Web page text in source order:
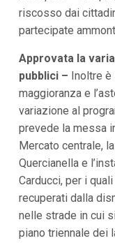
riscosso dai
partecipate
Approvata la
pubblici – Inoltre
maggioranza e
variazione al
prevede la messa
Mercato centrale,
Quercianella e
Carducci, per i
recuperati dalla
nelle strade in cui
piano triennale dei